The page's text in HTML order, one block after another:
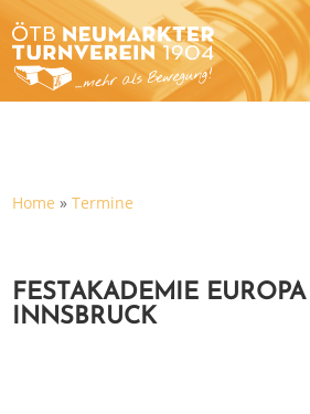
Home »Termine
FESTAKADEMIE
INNSBRUCK